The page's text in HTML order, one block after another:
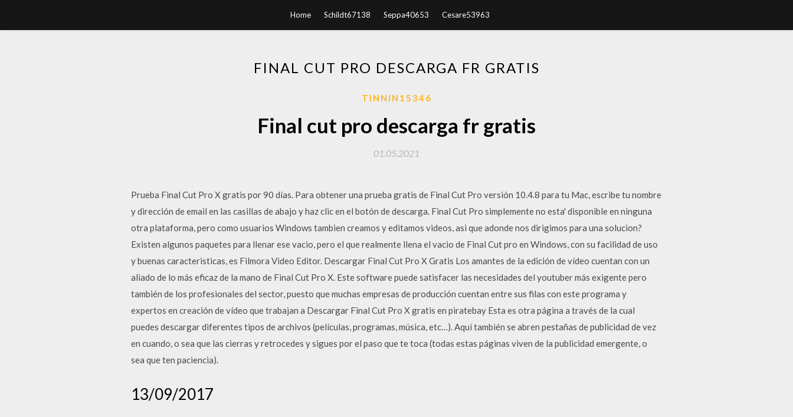
Home Schildt67138 Seppa40653 Cesare53963
FINAL CUT PRO DESCARGA FR GRATIS
TINNIN15346
Final cut pro descarga fr gratis
01.05.2021
Prueba Final Cut Pro X gratis por 90 días. Para obtener una prueba gratis de Final Cut Pro versión 10.4.8 para tu Mac, escribe tu nombre
y dirección de email en las casillas de abajo y haz clic en el botón de descarga. Final Cut Pro simplemente no esta' disponible en ninguna
otra plataforma, pero como usuarios Windows tambien creamos y editamos videos, asi que adonde nos dirigimos para una solucion?
Existen algunos paquetes para llenar ese vacio, pero el que realmente llena el vacio de Final Cut pro en Windows, con su facilidad de uso
y buenas caracteristicas, es Filmora Video Editor. Descargar Final Cut Pro X Gratis Los amantes de la edición de vídeo cuentan con un
aliado de lo más eficaz de la mano de Final Cut Pro X. Este software puede satisfacer las necesidades del youtuber más exigente pero
también de los profesionales del sector, puesto que muchas empresas de producción cuentan entre sus filas con este programa y
expertos en creación de vídeo que trabajan a Descargar Final Cut Pro X gratis en piratebay Esta es otra página a través de la cual
puedes descargar diferentes tipos de archivos (películas, programas, música, etc…). Aquí también se abren pestañas de publicidad de vez
en cuando, o sea que las cierras y retrocedes y sigues por el paso que te toca (todas estas páginas viven de la publicidad emergente, o
sea que ten paciencia).
13/09/2017